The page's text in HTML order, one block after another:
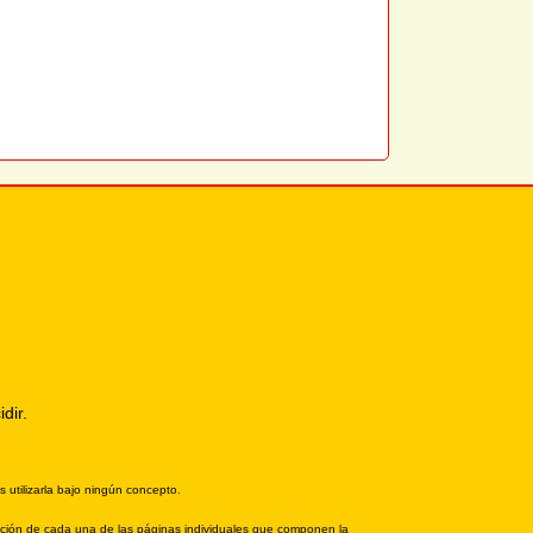
utilizarla bajo ningún concepto.
de cada una de las páginas individuales que componen la